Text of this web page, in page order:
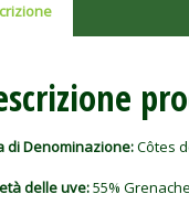
di Denominazione:Côtes
delle uve:55%